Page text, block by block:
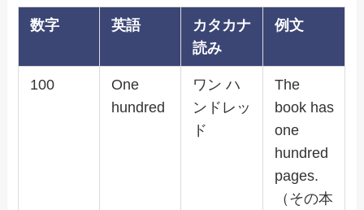
数字 英語
カタカナ
読み
例文
100
One
hundred
ワン ハ
ンドレッ
ド
The
book has
one
hundred
pages.
（その本